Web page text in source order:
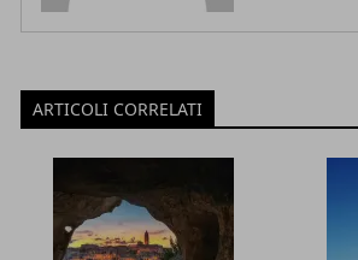
ARTICOLI CORRELATI